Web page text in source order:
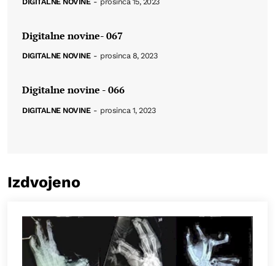
Digitalne novine- 067
DIGITALNE NOVINE - prosinca 8, 2023
Digitalne novine - 066
DIGITALNE NOVINE - prosinca 1, 2023
Izdvojeno